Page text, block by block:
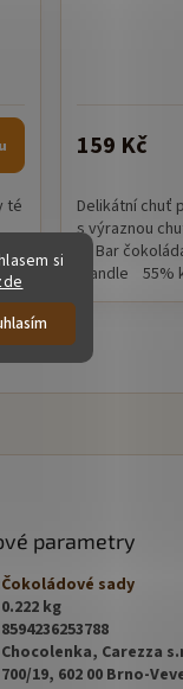
si
té
159 Kč
Delikátní chuť
s výraznou
to Bar
mandle 55%
parametry
Čokoládové sady
0.222 kg
8594236253788
Chocolenka, Carezza
700/19, 602 00 Brno-